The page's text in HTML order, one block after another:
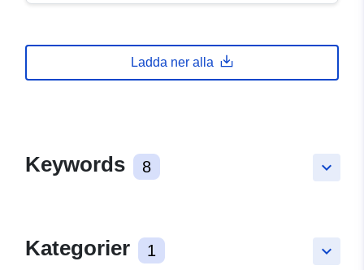
Ladda ner alla
keyboard_arrow_down
Keywords 8
keyboard_arrow_down
Kategorier 1